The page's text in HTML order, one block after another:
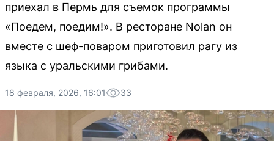
приехал в Пермь для съемок программы
«Поедем, поедим!». В ресторане Nolan он
вместе с шеф-поваром приготовил рагу из
языка с уральскими грибами.
18 февраля, 2026, 16:01 33